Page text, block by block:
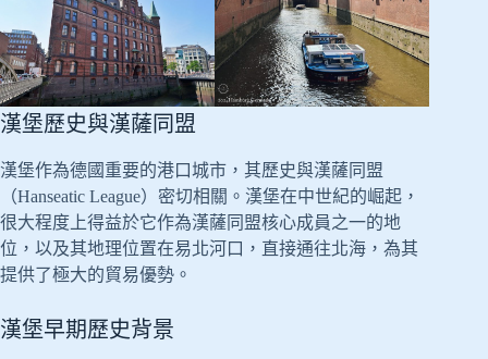
漢堡歷史與漢薩同盟
漢堡作為德國重要的港口城市，其歷史與漢薩同盟
（Hanseatic League）密切相關。漢堡在中世紀的崛起，
很大程度上得益於它作為漢薩同盟核心成員之一的地
位，以及其地理位置在易北河口，直接通往北海，為其
提供了極大的貿易優勢。
漢堡早期歷史背景